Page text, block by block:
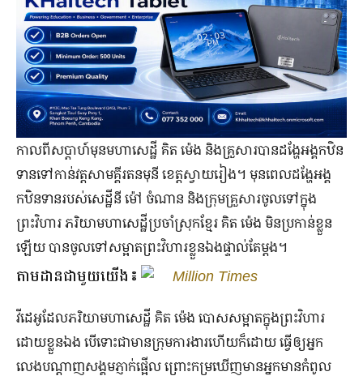
កាល​ពី​សប្ដាហ៍​មុន​មហាសេដ្ឋី គិត ម៉េង និង​គ្រួសារ​បាន​ដង្ហែ​អង្គ​កឋិន
ទាន​ទៅ​កាន់​វត្ត​សាមគ្គី​រតនមុនី ខេត្ត​ស្វាយរៀង។ មុន​ពេល​​ដង្ហែ​អង្គ​
កឋិនទាន​របស់​សេដ្ឋី​នី ម៉ៅ ចំណាន និង​ក្រុម​គ្រួសារ​ចូល​ទៅ​ក្នុង​
ព្រះវិហារ ភរិយា​មហាសេដ្ឋី​ប្រចាំ​ស្រុក​ខ្មែរ គិត ម៉េង មិន​ប្រកាន់​ខ្លួន​
ឡើយ បាន​ចូល​ទៅ​សម្អាត​ព្រះវិហារ​ខ្លួនឯង​ផ្ទាល់​តែម្ដង។
តាមដានជាមួយយើង៖ Million Times
វីដេអូ​ដែល​ភរិយា​មហាសេដ្ឋី គិត ម៉េង បោស​សម្អាត​ក្នុង​ព្រះវិហារ​
ដោយ​ខ្លួនឯង បើ​ទោះ​ជា​មាន​ក្រុម​ការងារ​ហើយ​ក៏​ដោយ ធ្វើឲ្យ​អ្នក​
លេង​បណ្ដាញ​សង្គម​ភ្ញាក់ផ្អើល ព្រោះ​កម្រ​ឃើញ​មាន​អ្នក​មាន​កំពូល​